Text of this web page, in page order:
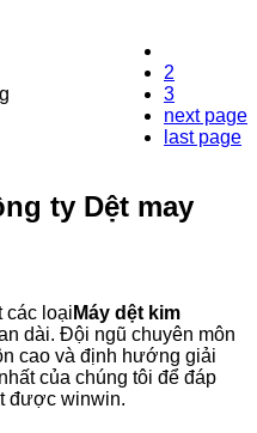
2
3
next page
last page
ty Dệt may
các loại Máy dệt kim
dài. Đội ngũ chuyên môn
cao và định hướng giải
của chúng tôi để đáp
được winwin.